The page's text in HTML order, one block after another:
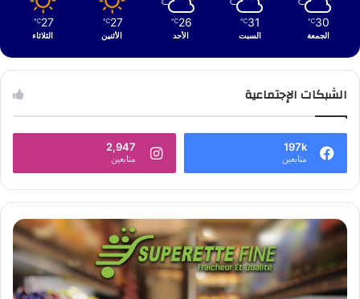
30
℃
الجمعة
31
℃
السبت
26
℃
الأحد
27
℃
الأثنين
27
℃
الثلاثاء
الشبكات الإجتماعية
197k
متابعين
2,947
متابعين